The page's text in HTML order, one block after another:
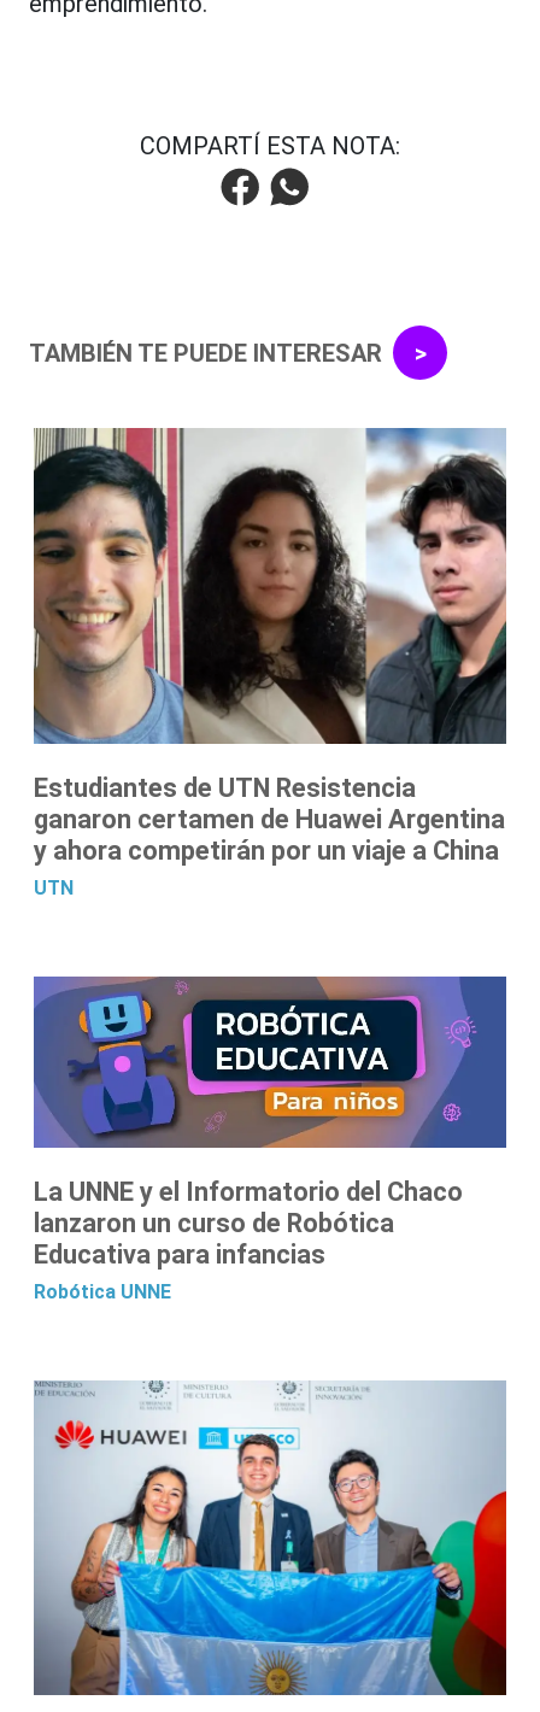
COMPARTÍ ESTA NOTA:
TAMBIÉN TE PUEDE INTERESAR >
Estudiantes de UTN Resistencia
ganaron certamen de Huawei Argentina
y ahora competirán por un viaje a China
UTN
La UNNE y el Informatorio del Chaco
lanzaron un curso de Robótica
Educativa para infancias
Robótica UNNE